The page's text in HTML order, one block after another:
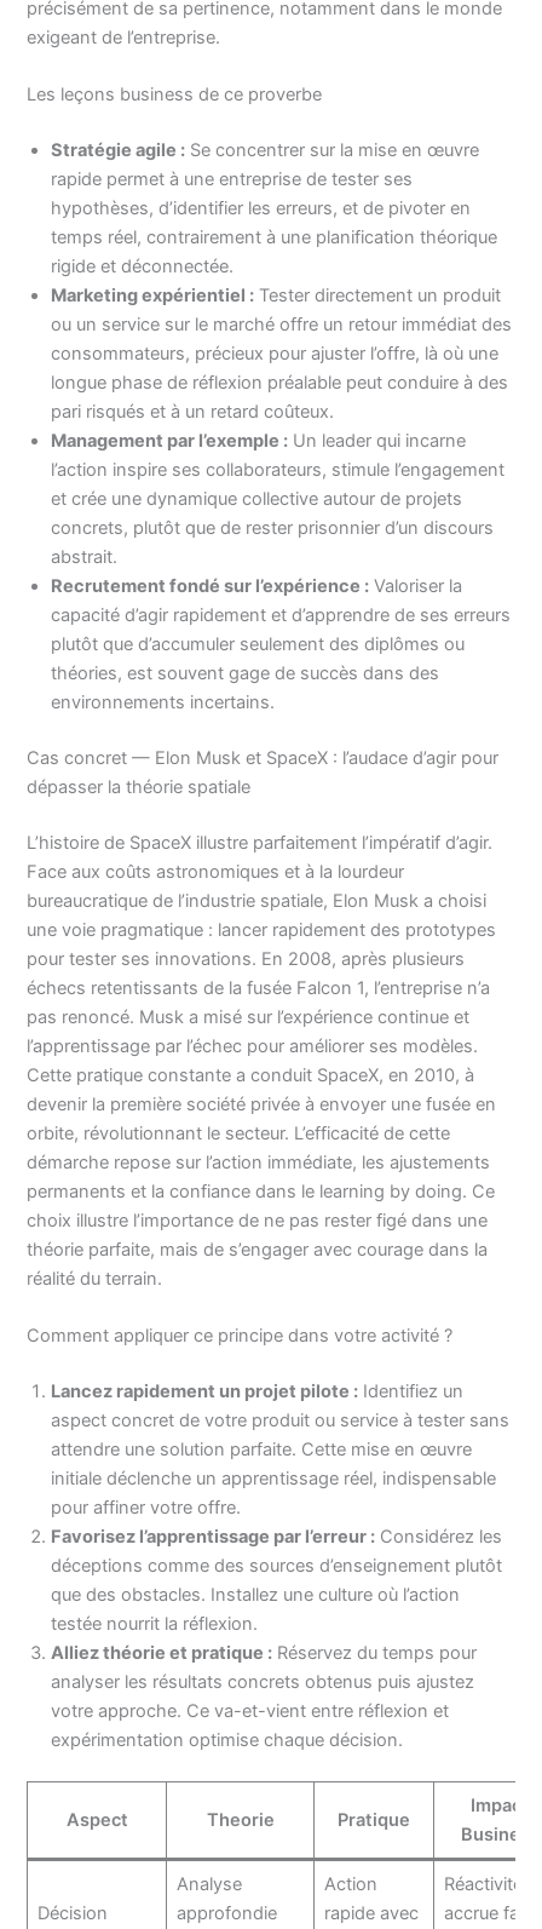
précisément de sa pertinence, notamment dans le monde
exigeant de l’entreprise.
Les leçons business de ce proverbe
Stratégie agile : Se concentrer sur la mise en œuvre
rapide permet à une entreprise de tester ses
hypothèses, d’identifier les erreurs, et de pivoter en
temps réel, contrairement à une planification théorique
rigide et déconnectée.
Marketing expérientiel : Tester directement un produit
ou un service sur le marché offre un retour immédiat des
consommateurs, précieux pour ajuster l’offre, là où une
longue phase de réflexion préalable peut conduire à des
pari risqués et à un retard coûteux.
Management par l’exemple : Un leader qui incarne
l’action inspire ses collaborateurs, stimule l’engagement
et crée une dynamique collective autour de projets
concrets, plutôt que de rester prisonnier d’un discours
abstrait.
Recrutement fondé sur l’expérience : Valoriser la
capacité d’agir rapidement et d’apprendre de ses erreurs
plutôt que d’accumuler seulement des diplômes ou
théories, est souvent gage de succès dans des
environnements incertains.
Cas concret — Elon Musk et SpaceX : l’audace d’agir pour
dépasser la théorie spatiale
L’histoire de SpaceX illustre parfaitement l’impératif d’agir.
Face aux coûts astronomiques et à la lourdeur
bureaucratique de l’industrie spatiale, Elon Musk a choisi
une voie pragmatique : lancer rapidement des prototypes
pour tester ses innovations. En 2008, après plusieurs
échecs retentissants de la fusée Falcon 1, l’entreprise n’a
pas renoncé. Musk a misé sur l’expérience continue et
l’apprentissage par l’échec pour améliorer ses modèles.
Cette pratique constante a conduit SpaceX, en 2010, à
devenir la première société privée à envoyer une fusée en
orbite, révolutionnant le secteur. L’efficacité de cette
démarche repose sur l’action immédiate, les ajustements
permanents et la confiance dans le learning by doing. Ce
choix illustre l’importance de ne pas rester figé dans une
théorie parfaite, mais de s’engager avec courage dans la
réalité du terrain.
Comment appliquer ce principe dans votre activité ?
Lancez rapidement un projet pilote : Identifiez un
aspect concret de votre produit ou service à tester sans
attendre une solution parfaite. Cette mise en œuvre
initiale déclenche un apprentissage réel, indispensable
pour affiner votre offre.
Favorisez l’apprentissage par l’erreur : Considérez les
déceptions comme des sources d’enseignement plutôt
que des obstacles. Installez une culture où l’action
testée nourrit la réflexion.
Alliez théorie et pratique : Réservez du temps pour
analyser les résultats concrets obtenus puis ajustez
votre approche. Ce va-et-vient entre réflexion et
expérimentation optimise chaque décision.
Aspect Theorie Pratique
Impact
Business
Décision
Analyse
approfondie
Action
rapide avec
Réactivité
accrue face